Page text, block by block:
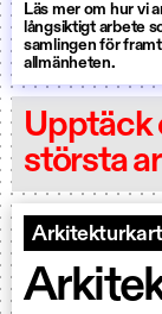
Läs mer om hur vi
långsiktigt arbete
samlingen för
allmänheten.
Upptäck
största